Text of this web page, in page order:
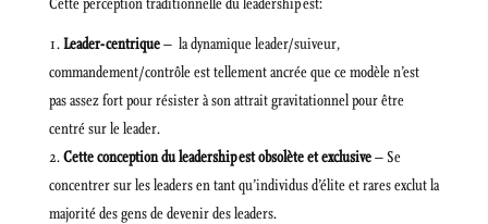
Leader-centrique– la dynamique leader/suiveur,
commandement/contrôle est tellement ancrée que ce modèle n’est
pas assez fort pour résister à son attrait gravitationnel pour être
centré sur le leader.
Cette conception du leadership est obsolète et exclusive– Se
concentrer sur les leaders en tant qu’individus d’élite et rares exclut la
majorité des gens de devenir des leaders.